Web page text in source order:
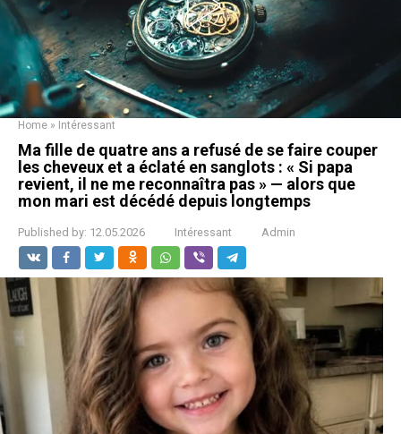
Home » Intéressant
Ma fille de quatre ans a refusé de se faire couper
les cheveux et a éclaté en sanglots : « Si papa
revient, il ne me reconnaîtra pas » — alors que
mon mari est décédé depuis longtemps
Published by: 12.05.2026 Intéressant Admin